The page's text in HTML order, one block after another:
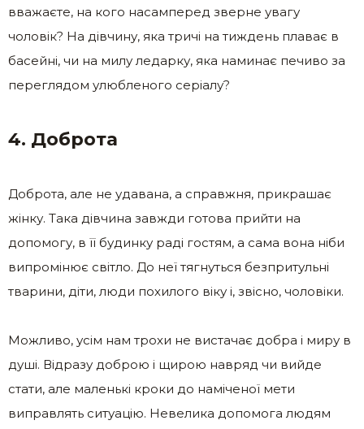
вважаєте, на кого насамперед зверне увагу
чоловік? На дівчину, яка тричі на тиждень плаває в
басейні, чи на милу ледарку, яка наминає печиво за
переглядом улюбленого серіалу?
4. Доброта
Доброта, але не удавана, а справжня, прикрашає
жінку. Така дівчина завжди готова прийти на
допомогу, в її будинку раді гостям, а сама вона ніби
випромінює світло. До неї тягнуться безпритульні
тварини, діти, люди похилого віку і, звісно, чоловіки.
Можливо, усім нам трохи не вистачає добра і миру в
душі. Відразу доброю і щирою навряд чи вийде
стати, але маленькі кроки до наміченої мети
виправлять ситуацію. Невелика допомога людям